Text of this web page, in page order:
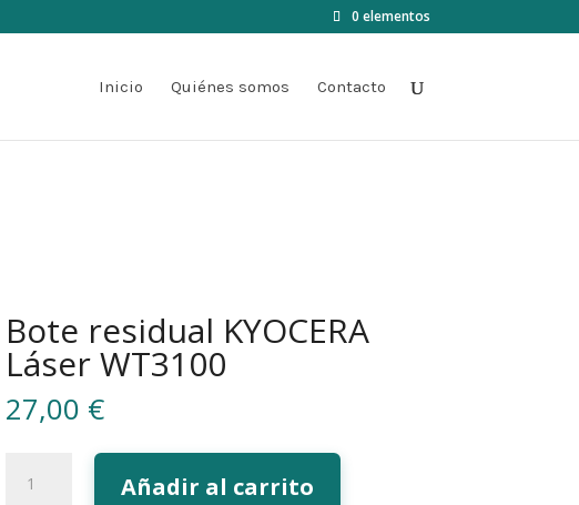
0 elementos
Inicio Quiénes somos Contacto
Bote residual KYOCERA
Láser WT3100
27,00 €
residual
Añadir al carrito